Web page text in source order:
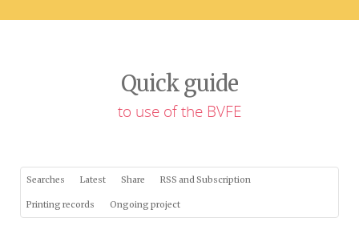
Quick guide
to use of the BVFE
Searches Latest Share RSS and Subscription
Printing records Ongoing project